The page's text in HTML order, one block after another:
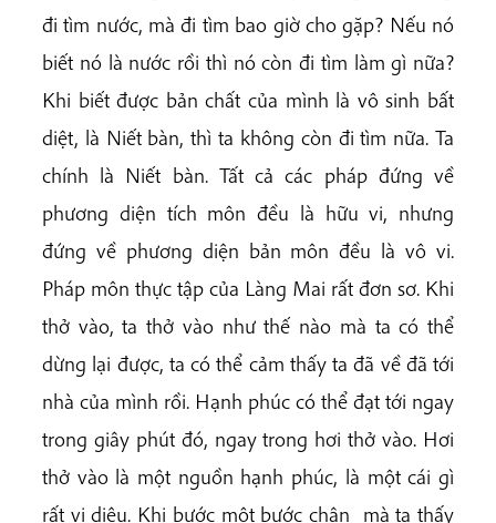
đi tìm nước, mà đi tìm bao giờ cho gặp? Nếu nó
biết nó là nước rồi thì nó còn đi tìm làm gì nữa?
Khi biết được bản chất của mình là vô sinh bất
diệt, là Niết bàn, thì ta không còn đi tìm nữa. Ta
chính là Niết bàn. Tất cả các pháp đứng về
phương diện tích môn đều là hữu vi, nhưng
đứng về phương diện bản môn đều là vô vi.
Pháp môn thực tập của Làng Mai rất đơn sơ. Khi
thở vào, ta thở vào như thế nào mà ta có thể
dừng lại được, ta có thể cảm thấy ta đã về đã tới
nhà của mình rồi. Hạnh phúc có thể đạt tới ngay
trong giây phút đó, ngay trong hơi thở vào. Hơi
thở vào là một nguồn hạnh phúc, là một cái gì
rất vi diệu. Khi bước một bước chân mà ta thấy